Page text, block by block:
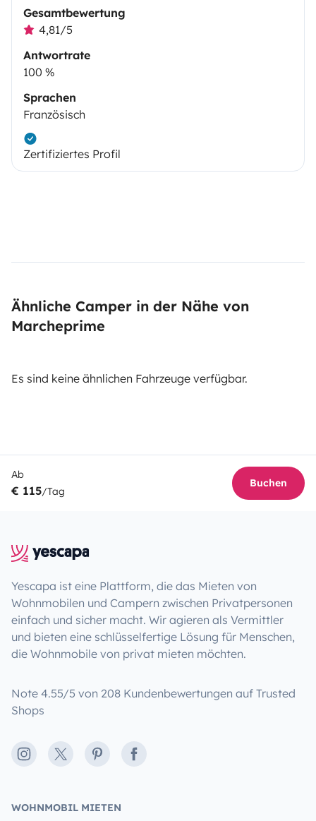
Gesamtbewertung
4,81/5
Antwortrate
100 %
Sprachen
Französisch
Zertifiziertes Profil
Ähnliche Camper in der Nähe von
Marcheprime
Es sind keine ähnlichen Fahrzeuge verfügbar.
Ab
€ 115/Tag
Buchen
Yescapa ist eine Plattform, die das Mieten von
Wohnmobilen und Campern zwischen Privatpersonen
einfach und sicher macht. Wir agieren als Vermittler
und bieten eine schlüsselfertige Lösung für Menschen,
die Wohnmobile von privat mieten möchten.
Note 4.55/5 von 208 Kundenbewertungen auf Trusted
Shops
Instagram
X PinterestFacebook
WOHNMOBIL MIETEN